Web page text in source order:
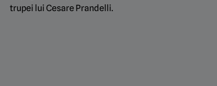
trupei lui Cesare Prandelli.